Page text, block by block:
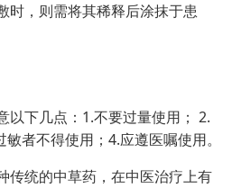
时，则需将其稀释后涂抹于患
以下几点：1.不要过量使用； 2.
者不得使用；4.应遵医嘱使用。
传统的中草药，在中医治疗上有